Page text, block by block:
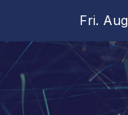
content
Fri.